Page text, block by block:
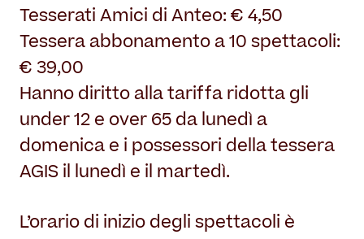
Tesserati Amici di Anteo: € 4,50
Tessera abbonamento a 10 spettacoli:
€ 39,00
Hanno diritto alla tariffa ridotta gli
under 12 e over 65 da lunedì a
domenica e i possessori della tessera
AGIS il lunedì e il martedì.
L’orario di inizio degli spettacoli è